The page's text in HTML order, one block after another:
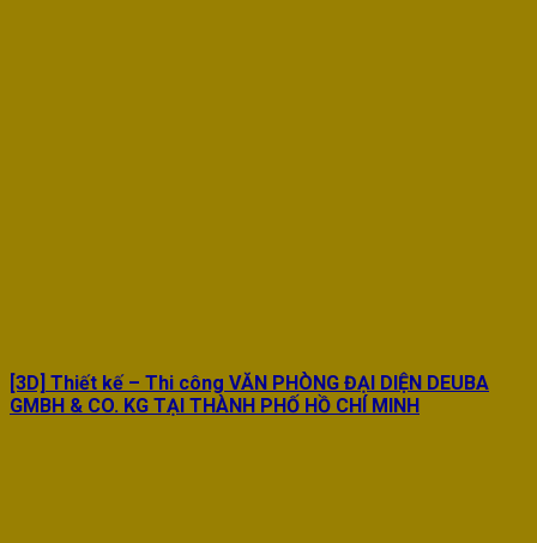
[3D] Thiết kế – Thi công VĂN PHÒNG ĐẠI DIỆN DEUBA
GMBH & CO. KG TẠI THÀNH PHỐ HỒ CHÍ MINH